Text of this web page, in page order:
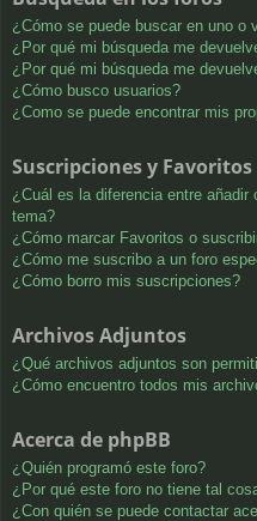
¿Cómo se puede buscar en uno o
¿Por qué mi búsqueda me
¿Por qué mi búsqueda me
¿Cómo busco usuarios?
¿Como se puede encontrar mis
Suscripciones y Favoritos
¿Cuál es la diferencia entre
tema?
¿Cómo marcar Favoritos o
¿Cómo me suscribo a un foro
¿Cómo borro mis suscripciones?
Archivos Adjuntos
¿Qué archivos adjuntos son
¿Cómo encuentro todos mis
Acerca de phpBB
¿Quién programó este foro?
¿Por qué este foro no tiene tal
¿Con quién se puede contactar